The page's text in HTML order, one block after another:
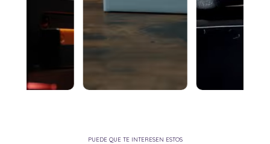
PUEDE QUE TE INTERESEN ESTOS